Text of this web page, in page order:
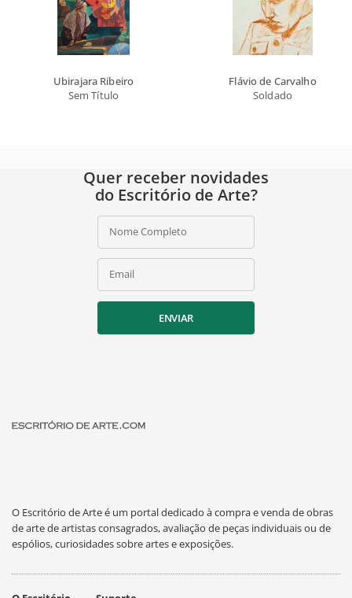
Ubirajara Ribeiro
Sem Título
Flávio de Carvalho
Soldado
Quer receber novidades
do Escritório de Arte?
Nome Completo
Email
ENVIAR
O Escritório de Arte é um portal dedicado à compra e venda de obras
de arte de artistas consagrados, avaliação de peças individuais ou de
espólios, curiosidades sobre artes e exposições.